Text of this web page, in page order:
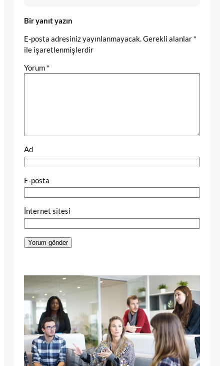
Bir yanıt yazın
E-posta adresiniz yayınlanmayacak. Gerekli alanlar *
ile işaretlenmişlerdir
Yorum *
Ad
E-posta
İnternet sitesi